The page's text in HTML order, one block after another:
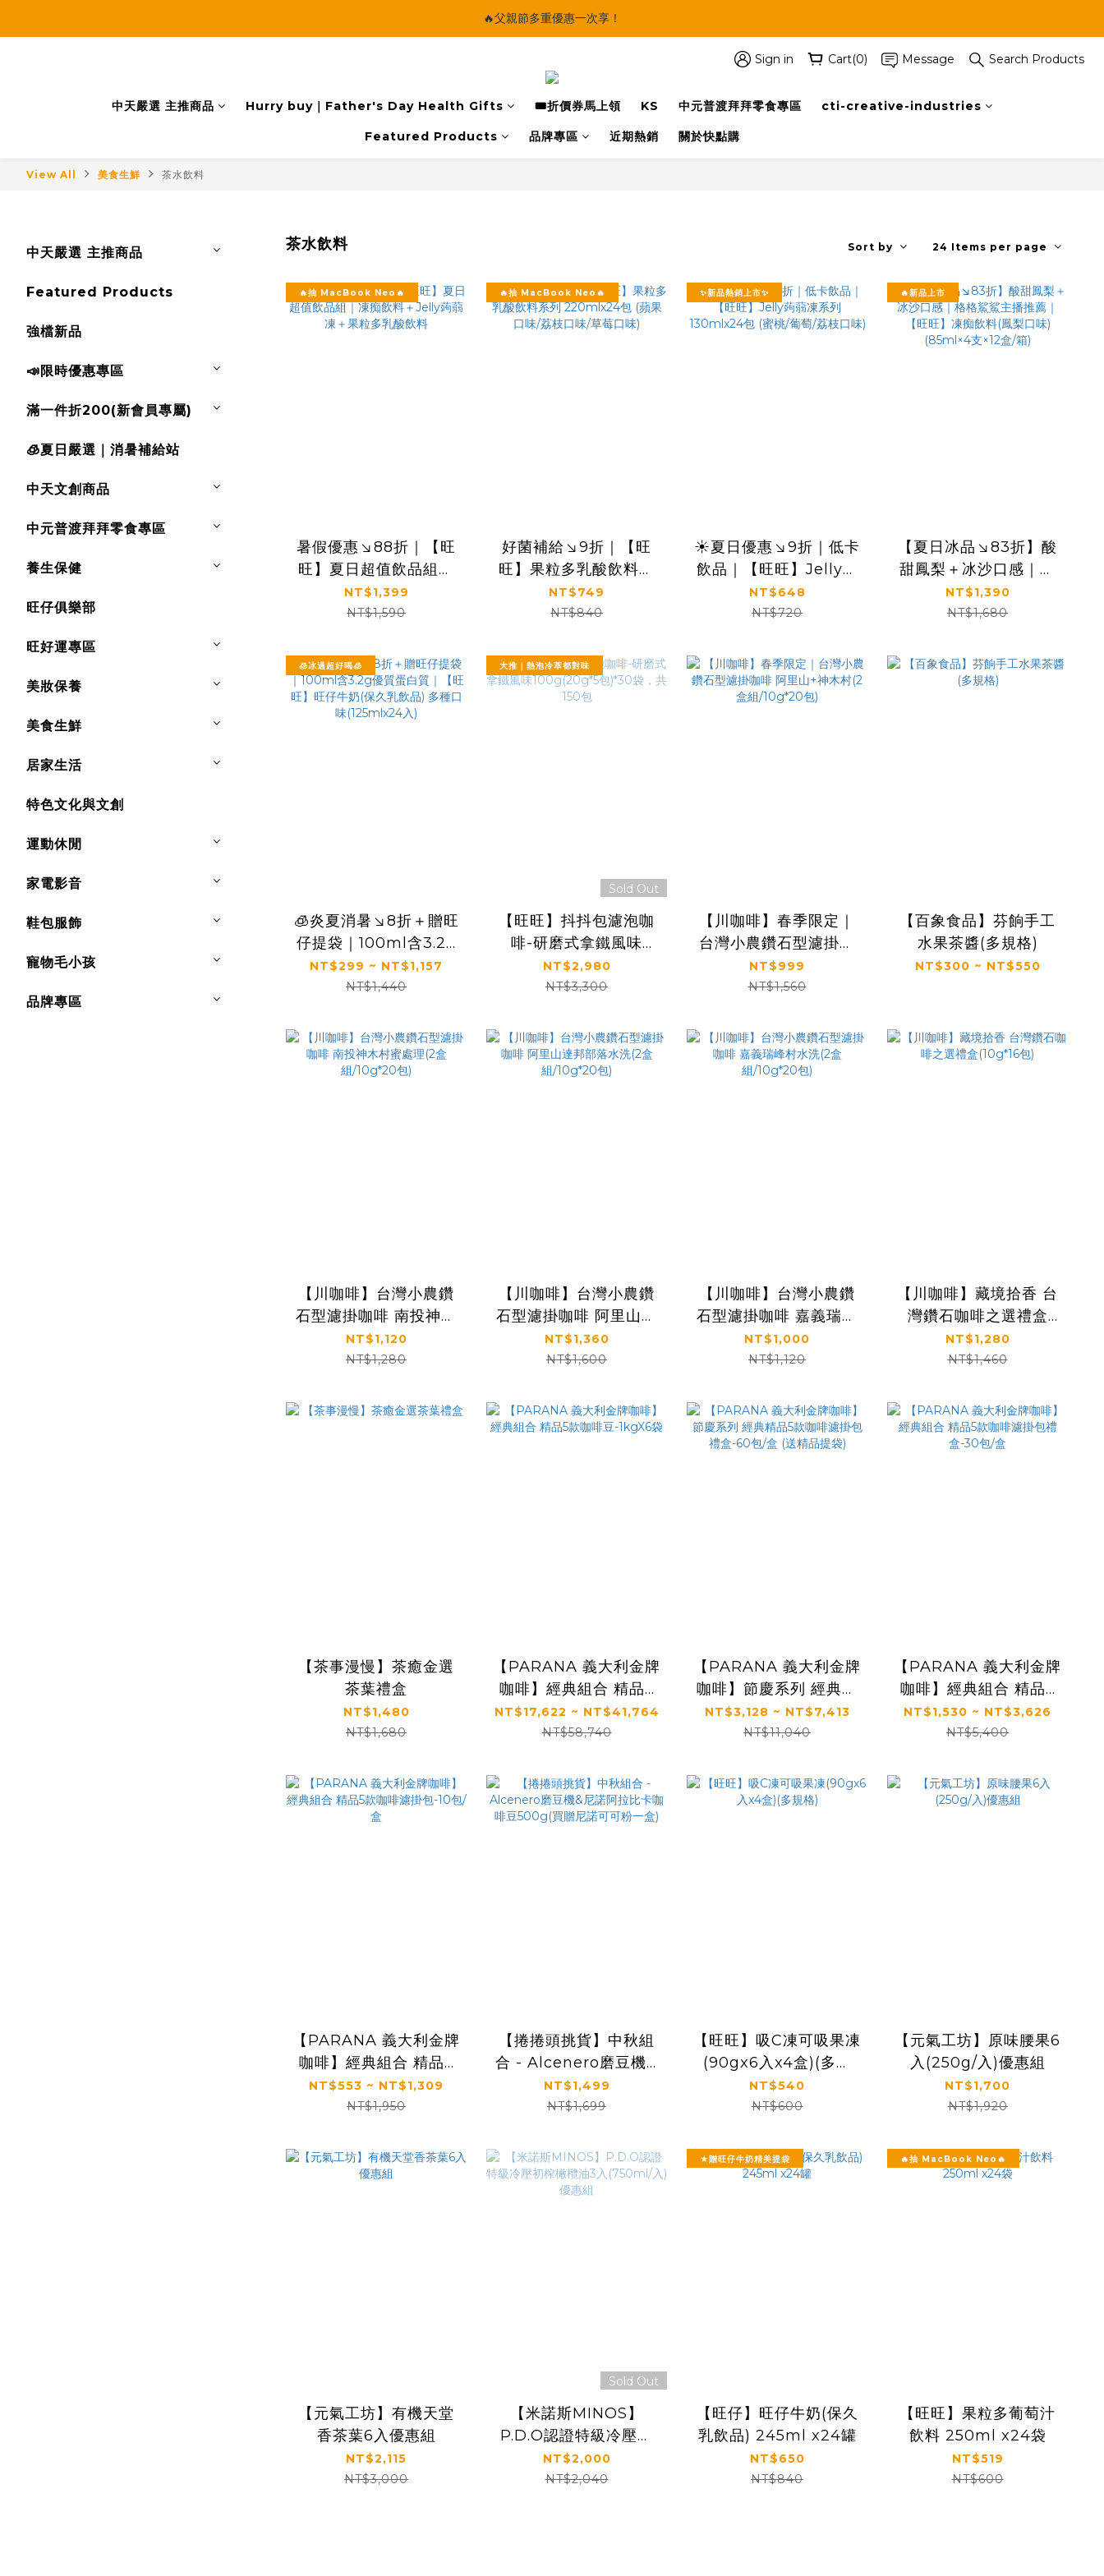
🔥父親節多重優惠一次享！
🔥父親節多重優惠一次享！
🔥父親節多重優惠一次享！
Sign in Cart(0) Message Search Products
中天嚴選 主推商品 Hurry buy｜Father's Day Health Gifts 🎟️折價券馬上領 KS 中元普渡拜拜零食專區 cti-creative-industries
Featured Products 品牌專區 近期熱銷 關於快點購
View All 美食生鮮 茶水飲料
中天嚴選 主推商品
Featured Products
強檔新品
📣限時優惠專區
滿一件折200(新會員專屬)
🧊夏日嚴選｜消暑補給站
中天文創商品
中元普渡拜拜零食專區
養生保健
旺仔俱樂部
旺好運專區
美妝保養
美食生鮮
居家生活
特色文化與文創
運動休閒
家電影音
鞋包服飾
寵物毛小孩
品牌專區
茶水飲料 Sort by 24 Items per page
🔥抽 MacBook Neo🔥
暑假優惠↘88折｜【旺
旺】夏日超值飲品組｜
凍痴飲料＋Jelly蒟蒻凍
＋果粒多乳酸飲料
NT$1,399
NT$1,590
🔥抽 MacBook Neo🔥
好菌補給↘9折｜【旺
旺】果粒多乳酸飲料系
列 220mlx24包 (蘋果
口味/荔枝口味/草莓口
NT$749
NT$840
✨新品熱銷上市✨
☀️夏日優惠↘9折｜低卡
飲品｜【旺旺】Jelly蒟
蒻凍系列 130mlx24包
(蜜桃/葡萄/荔枝口味)
NT$648
NT$720
🔥新品上市
【夏日冰品↘83折】酸
甜鳳梨＋冰沙口感｜格
格鯊鯊主播推薦｜【旺
旺】凍痴飲料(鳳梨口味)
NT$1,390
NT$1,680
🧊冰過超好喝🧊
🧊炎夏消暑↘8折＋贈旺
仔提袋｜100ml含3.2g
優質蛋白質｜【旺旺】
旺仔牛奶(保久乳飲品)
NT$299 ~ NT$1,157
NT$1,440
大推｜熱泡冷萃都對味
Sold Out
【旺旺】抖抖包濾泡咖
啡-研磨式拿鐵風味
100g(20g*5包)*30
袋，共150包
NT$2,980
NT$3,300
【川咖啡】春季限定｜
台灣小農鑽石型濾掛咖
組/10g*20包)
NT$999
NT$1,560
【百象食品】芬餉手工
水果茶醬(多規格)
NT$300 ~ NT$550
【川咖啡】台灣小農鑽
石型濾掛咖啡 南投神木
村蜜處理(2盒
組/10g*20包)
NT$1,120
NT$1,280
【川咖啡】台灣小農鑽
石型濾掛咖啡 阿里山達
邦部落水洗(2盒
組/10g*20包)
NT$1,360
NT$1,600
【川咖啡】台灣小農鑽
石型濾掛咖啡 嘉義瑞峰
村水洗(2盒組/10g*20
包)
NT$1,000
NT$1,120
【川咖啡】藏境拾香 台
灣鑽石咖啡之選禮盒
(10g*16包)
NT$1,280
NT$1,460
【茶事漫慢】茶癒金選
茶葉禮盒
NT$1,480
NT$1,680
【PARANA 義大利金牌
咖啡】經典組合 精品5
款咖啡豆-1kgX6袋
NT$17,622 ~ NT$41,764
NT$58,740
【PARANA 義大利金牌
咖啡】節慶系列 經典精
品5款咖啡濾掛包禮
盒-60包/盒 (送精品提
NT$3,128 ~ NT$7,413
NT$11,040
【PARANA 義大利金牌
咖啡】經典組合 精品5
款咖啡濾掛包禮盒-30
包/盒
NT$1,530 ~ NT$3,626
NT$5,400
【PARANA 義大利金牌
咖啡】經典組合 精品5
款咖啡濾掛包-10包/盒
NT$553 ~ NT$1,309
NT$1,950
【捲捲頭挑貨】中秋組
合 - Alcenero磨豆機&
尼諾阿拉比卡咖啡豆
500g(買贈尼諾可可粉
NT$1,499
NT$1,699
【旺旺】吸C凍可吸果凍
(90gx6入x4盒)(多規
格)
NT$540
NT$600
【元氣工坊】原味腰果6
入(250g/入)優惠組
NT$1,700
NT$1,920
【元氣工坊】有機天堂
香茶葉6入優惠組
NT$2,115
NT$3,000
Sold Out
【米諾斯MINOS】
P.D.O認證特級冷壓初
榨橄欖油3入(750ml/
入)優惠組
NT$2,000
NT$2,040
★贈旺仔牛奶精美提袋
【旺仔】旺仔牛奶(保久
乳飲品) 245ml x24罐
NT$650
NT$840
🔥抽 MacBook Neo🔥
【旺旺】果粒多葡萄汁
飲料 250ml x24袋
NT$519
NT$600